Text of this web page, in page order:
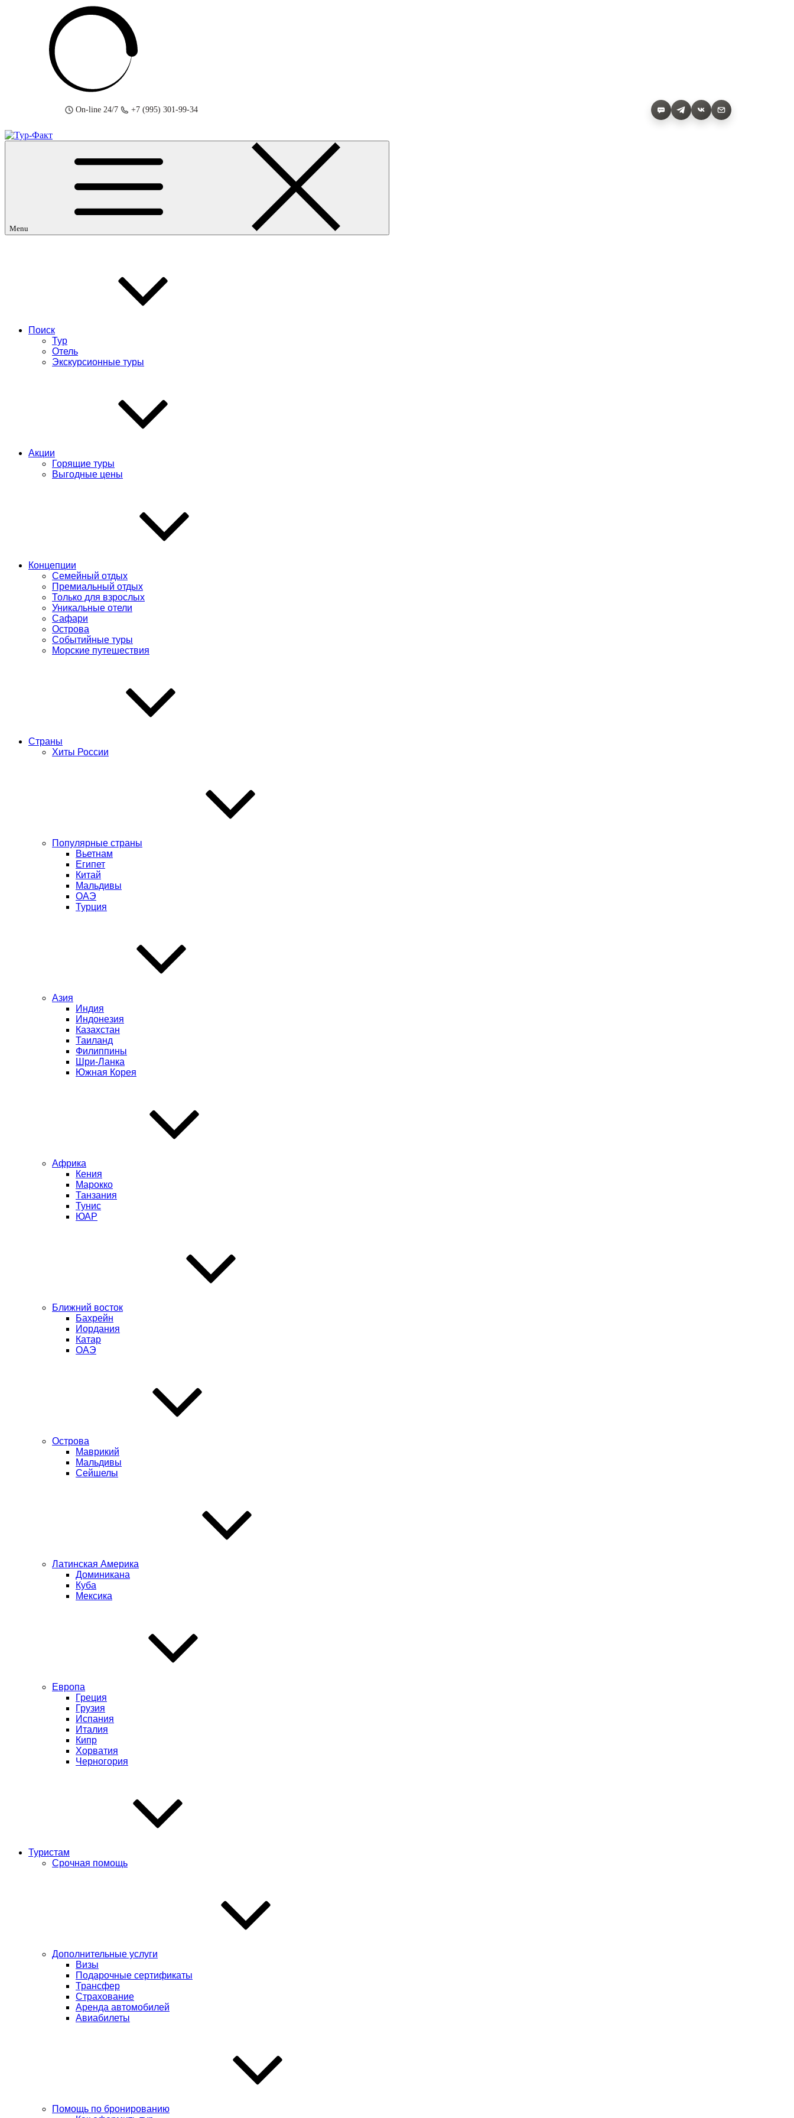
On-line 24/7 +7 (995) 301-99-34
Menu
Поиск
Тур
Отель
Экскурсионные туры
Акции
Горящие туры
Выгодные цены
Концепции
Семейный отдых
Премиальный отдых
Только для взрослых
Уникальные отели
Сафари
Острова
Событийные туры
Морские путешествия
Страны
Хиты России
Популярные страны
Вьетнам
Египет
Китай
Мальдивы
ОАЭ
Турция
Азия
Индия
Индонезия
Казахстан
Таиланд
Филиппины
Шри-Ланка
Южная Корея
Африка
Кения
Марокко
Танзания
Тунис
ЮАР
Ближний восток
Бахрейн
Иордания
Катар
ОАЭ
Острова
Маврикий
Мальдивы
Сейшелы
Латинская Америка
Доминикана
Куба
Мексика
Европа
Греция
Грузия
Испания
Италия
Кипр
Хорватия
Черногория
Туристам
Срочная помощь
Дополнительные услуги
Визы
Подарочные сертификаты
Трансфер
Страхование
Аренда автомобилей
Авиабилеты
Помощь по бронированию